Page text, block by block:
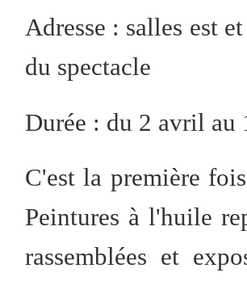
Adresse : salles est
du spectacle
Durée : du 2 avril au
C'est la première
Peintures à l'huile
rassemblées et